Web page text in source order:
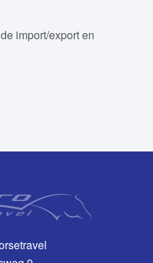
import/export en